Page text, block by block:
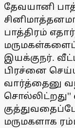
தேவயானி
பாத்திரம்
இயக்குநர்.
பிரச்னை
வார்த்தைனு
சொல்லிட்றது''
மருமகளாக